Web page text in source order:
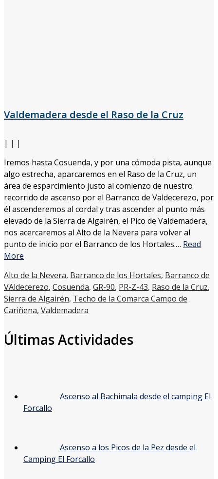
Valdemadera desde el Raso de la Cruz
| | |
Iremos hasta Cosuenda, y por una cómoda pista, aunque
algo estrecha, aparcaremos en el Raso de la Cruz, un
área de esparcimiento justo al comienzo de nuestro
recorrido de ascenso por el Barranco de Valdecerezo, por
él ascenderemos al cordal y tras ascender al punto más
elevado de la Sierra de Algairén, el Pico de Valdemadera,
nos acercaremos al Alto de la Nevera para volver al
punto de inicio por el Barranco de los Hortales.… Read
More
Alto de la Nevera, Barranco de los Hortales, Barranco de
VAldecerezo, Cosuenda, GR-90, PR-Z-43, Raso de la Cruz,
Sierra de Algairén, Techo de la Comarca Campo de
Cariñena, Valdemadera
Últimas Actividades
Ascenso al Bachimala desde el camping El
Forcallo
Ascenso a los Picos de la Pez desde el
Camping El Forcallo